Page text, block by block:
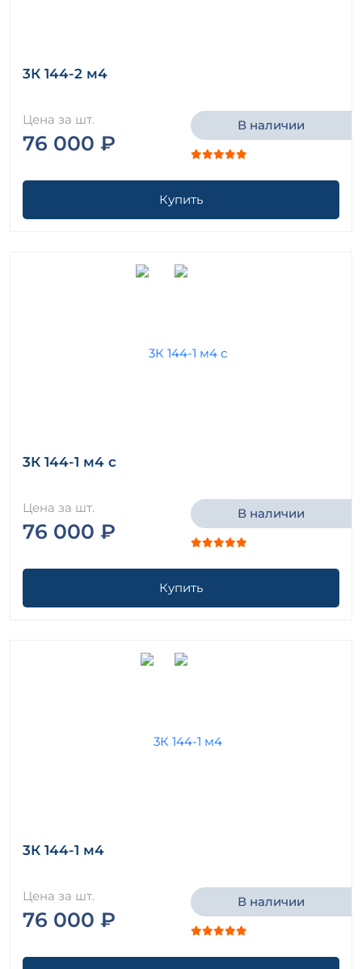
3К 144-2 м4
Цена за шт.
76 000 ₽
В наличии
Купить
3К 144-1 м4 с
Цена за шт.
76 000 ₽
В наличии
Купить
3К 144-1 м4
Цена за шт.
76 000 ₽
В наличии